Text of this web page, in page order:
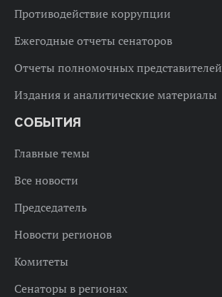
Противодействие коррупции
Ежегодные отчеты сенаторов
Отчеты полномочных представителей
Издания и аналитические материалы
СОБЫТИЯ
Главные темы
Все новости
Председатель
Новости регионов
Комитеты
Сенаторы в регионах